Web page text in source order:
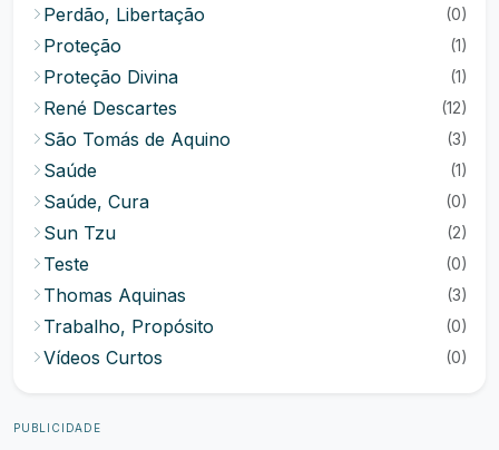
Perdão, Libertação (0)
Proteção (1)
Proteção Divina (1)
René Descartes (12)
São Tomás de Aquino (3)
Saúde (1)
Saúde, Cura (0)
Sun Tzu (2)
Teste (0)
Thomas Aquinas (3)
Trabalho, Propósito (0)
Vídeos Curtos (0)
PUBLICIDADE